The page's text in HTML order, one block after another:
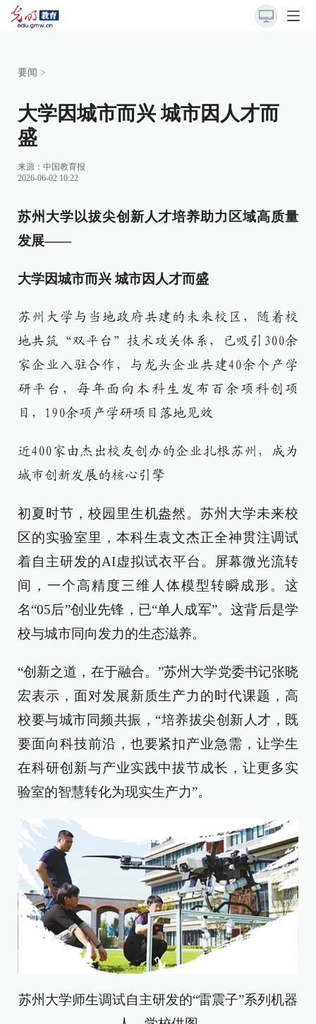
要闻 >
大学因城市而兴 城市因人才而
盛
来源： 中国教育报
2026-06-02 10:22
苏州大学以拔尖创新人才培养助力区域高质量
发展——
大学因城市而兴 城市因人才而盛
苏州大学与当地政府共建的未来校区，随着校
地共筑“双平台”技术攻关体系，已吸引300余
家企业入驻合作，与龙头企业共建40余个产学
研平台，每年面向本科生发布百余项科创项
目，190余项产学研项目落地见效
近400家由杰出校友创办的企业扎根苏州，成为
城市创新发展的核心引擎
初夏时节，校园里生机盎然。苏州大学未来校
区的实验室里，本科生袁文杰正全神贯注调试
着自主研发的AI虚拟试衣平台。屏幕微光流转
间，一个高精度三维人体模型转瞬成形。这
名“05后”创业先锋，已“单人成军”。这背后是学
校与城市同向发力的生态滋养。
“创新之道，在于融合。”苏州大学党委书记张晓
宏表示，面对发展新质生产力的时代课题，高
校要与城市同频共振，“培养拔尖创新人才，既
要面向科技前沿，也要紧扣产业急需，让学生
在科研创新与产业实践中拔节成长，让更多实
验室的智慧转化为现实生产力”。
苏州大学师生调试自主研发的“雷震子”系列机器